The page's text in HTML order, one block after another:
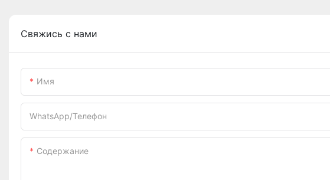
Свяжись с нами
Имя
WhatsApp/телефон
Содержание